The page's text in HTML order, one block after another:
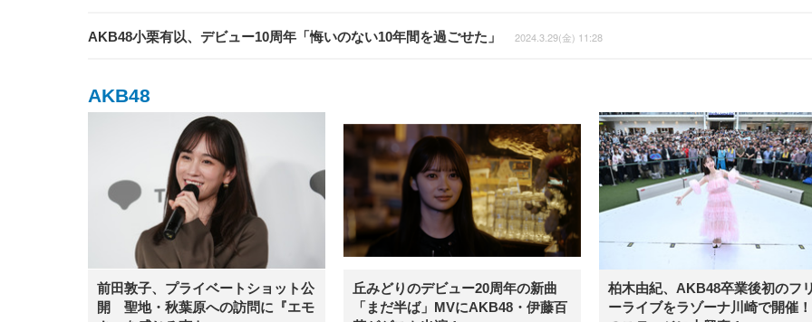
AKB48小栗有以、デビュー10周年「悔いのない10年間を過ごせた」 2024.3.29(金) 11:28
AKB48
前田敦子、プライベートショット公
開 聖地・秋葉原への訪問に『エモ
丘みどりのデビュー20周年の新曲
「まだ半ば」MVにAKB48・伊藤百
柏木由紀、AKB48卒業後初のフ
ーライブをラゾーナ川崎で開催